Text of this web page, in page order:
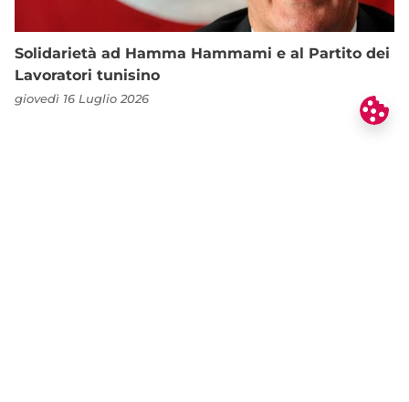
Solidarietà ad Hamma Hammami e al Partito dei
Lavoratori tunisino
giovedì 16 Luglio 2026